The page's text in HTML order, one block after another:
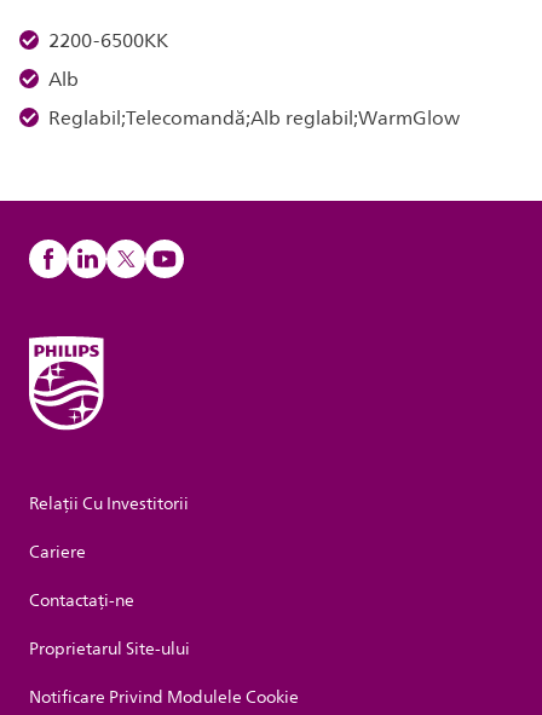
2200-6500KK
Alb
Reglabil;Telecomandă;Alb reglabil;WarmGlow
Relații Cu Investitorii
Cariere
Contactaţi-ne
Proprietarul Site-ului
Notificare Privind Modulele Cookie